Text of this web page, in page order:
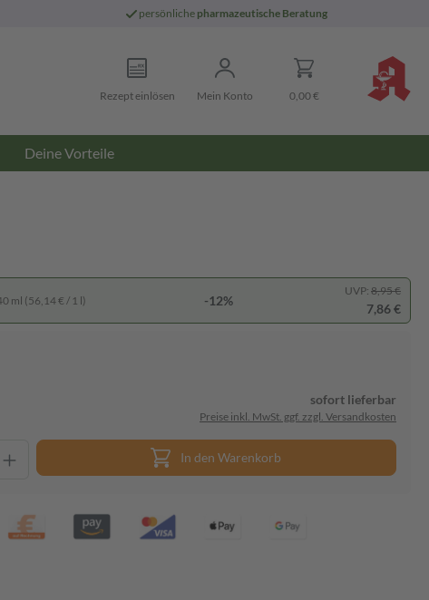
persönliche pharmazeutische Beratung
Rezept einlösen Mein Konto 0,00 €
Deine Vorteile
ml (56,14 € / 1 l) -12%
UVP: 8,95 €
7,86 €
sofort lieferbar
Preise inkl. MwSt. ggf. zzgl. Versandkosten
In den Warenkorb